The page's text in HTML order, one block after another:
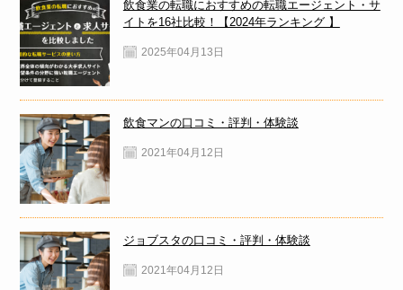
飲食業の転職におすすめの転職エージェント・サ
イトを16社比較！【2024年ランキング 】
2025年04月13日
飲食マンの口コミ・評判・体験談
2021年04月12日
ジョブスタの口コミ・評判・体験談
2021年04月12日